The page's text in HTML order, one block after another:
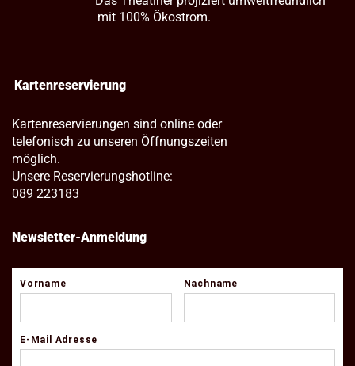
mit 100% Ökostrom.
Kartenreservierung
Kartenreservierungen sind online oder
telefonisch zu unseren Öffnungszeiten
möglich.
Unsere Reservierungshotline:
089 223183
Newsletter-Anmeldung